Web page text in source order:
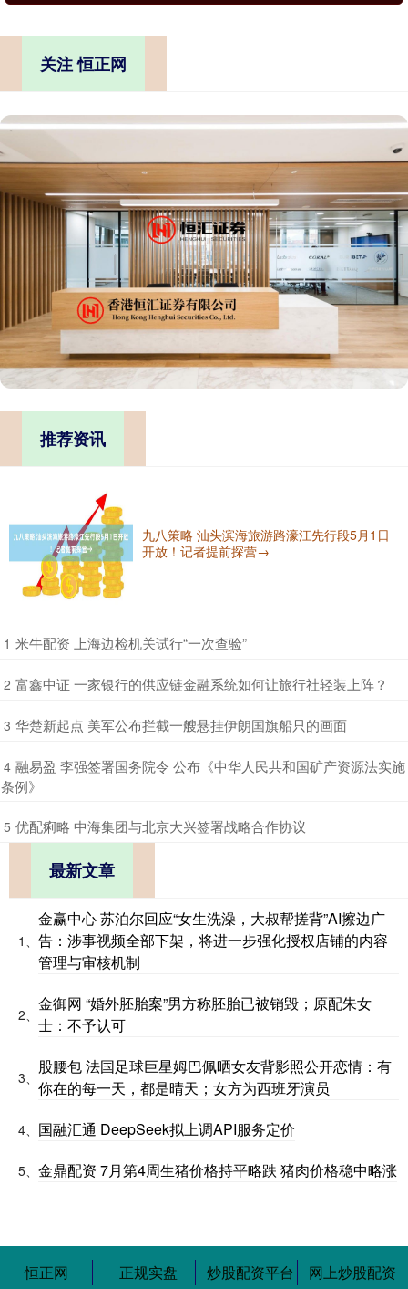
关注 恒正网
推荐资讯
九八策略 汕头滨海旅游路濠江先行段5月1日
开放！记者提前探营→
1 ​米牛配资 上海边检机关试行“一次查验”
2 ​富鑫中证 一家银行的供应链金融系统如何让旅行社轻装上阵？
3 ​华楚新起点 美军公布拦截一艘悬挂伊朗国旗船只的画面
4 ​融易盈 李强签署国务院令 公布《中华人民共和国矿产资源法实施
条例》
5 ​优配痢略 中海集团与北京大兴签署战略合作协议
最新文章
1、
金赢中心 苏泊尔回应“女生洗澡，大叔帮搓背”AI擦边广
告：涉事视频全部下架，将进一步强化授权店铺的内容
管理与审核机制
2、
金御网 “婚外胚胎案”男方称胚胎已被销毁；原配朱女
士：不予认可
3、
股腰包 法国足球巨星姆巴佩晒女友背影照公开恋情：有
你在的每一天，都是晴天；女方为西班牙演员
4、 国融汇通 DeepSeek拟上调API服务定价
5、 金鼎配资 7月第4周生猪价格持平略跌 猪肉价格稳中略涨
恒正网 正规实盘 炒股配资平台 网上炒股配资